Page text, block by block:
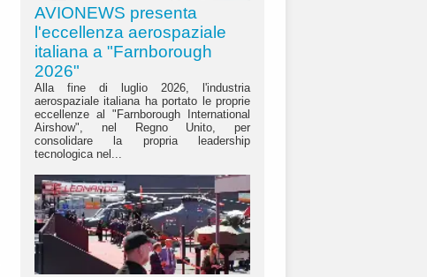
AVIONEWS presenta
l'eccellenza aerospaziale
italiana a "Farnborough
2026"
Alla fine di luglio 2026, l'industria
aerospaziale italiana ha portato le proprie
eccellenze al "Farnborough International
Airshow", nel Regno Unito, per
consolidare la propria leadership
tecnologica nel...